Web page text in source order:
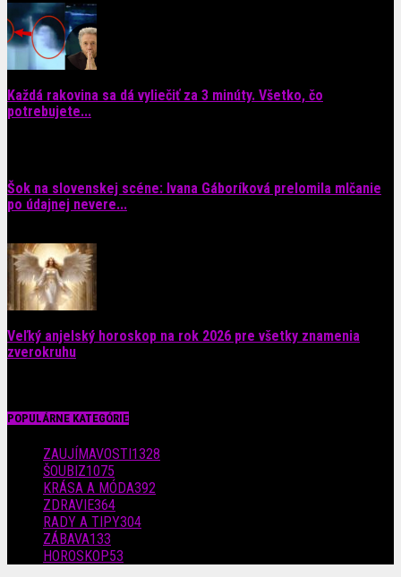
Každá rakovina sa dá vyliečiť za 3 minúty. Všetko, čo
potrebujete...
Šok na slovenskej scéne: Ivana Gáboríková prelomila mlčanie
po údajnej nevere...
Veľký anjelský horoskop na rok 2026 pre všetky znamenia
zverokruhu
POPULÁRNE KATEGÓRIE
ZAUJÍMAVOSTI1328
ŠOUBIZ1075
KRÁSA A MÓDA392
ZDRAVIE364
RADY A TIPY304
ZÁBAVA133
HOROSKOP53